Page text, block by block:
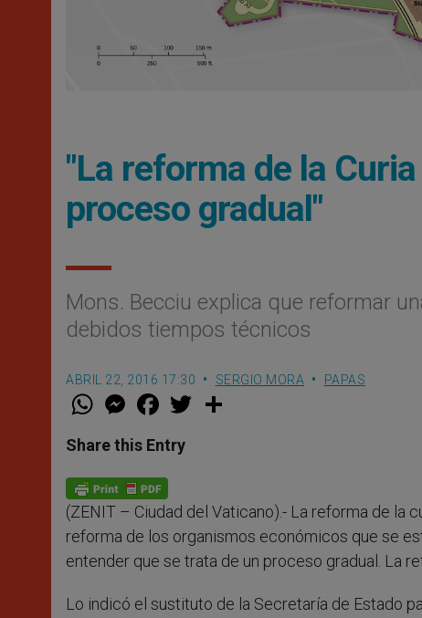
"La reforma de la
proceso gradual"
Mons. Becciu explica que reformar
debidos tiempos técnicos
ABRIL 22, 2016 17:30 SERGIO MORA PAPAS
W
t
s
p
p
M
e
s
e
g
e
F
a
e
b
o
k
w
Share this Entry
(ZENIT – Ciudad del Vaticano).- La reforma de la
reforma de los organismos económicos que se
entender que se trata de un proceso gradual. La
Lo indicó el sustituto de la Secretaría de Estado